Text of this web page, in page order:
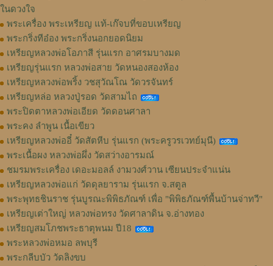
ในดวงใจ
พระเครื่อง พระเหรียญ แท้-เก๊จบที่ขอบเหรียญ
พระกริ่งทีอ๋อง พระกริ่งนอกยอดนิยม
เหรียญหลวงพ่อโอภาสี รุ่นแรก อาศรมบางมด
เหรียญรุ่นแรก หลวงพ่อสาย วัดหนองสองห้อง
เหรียญหลวงพ่อพริ้ง วชสุวัณโณ วัดวรจันทร์
เหรียญหล่อ หลวงปู่รอด วัดสามไถ
พระปิดตาหลวงพ่อเอียด วัดดอนศาลา
พระคง ลำพูน เนื้อเขียว
เหรียญหลวงพ่ออี๋ วัดสัตหีบ รุ่นแรก (พระครูวรเวทย์มุนี)
พระเนื้อผง หลวงพ่อผึ่ง วัดสว่างอารมณ์
ชมรมพระเครื่อง เดอะมอลล์ งามวงศ์วาน เซียนประจำแน่น
เหรียญหลวงพ่อแก่ วัดดุลยาราม รุ่นแรก จ.สตูล
พระพุทธชินราช รุ่นบูรณะพิพิธภัณฑ์ เพื่อ "พิพิธภัณฑ์พื้นบ้านจ่าทวี"
เหรียญเต่าใหญ่ หลวงพ่อทรง วัดศาลาดิน จ.อ่างทอง
เหรียญสมโภชพระธาตุพนม ปี18
พระหลวงพ่อหมอ ลพบุรี
พระกลีบบัว วัดลิงขบ